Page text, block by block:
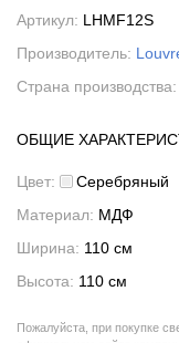
Артикул: LHMF12S
Производитель:
Страна производства:
ОБЩИЕ
Цвет:
Серебряный
Материал: МДФ
Ширина: 110 см
Высота: 110 см
Пожалуйста, при покупке